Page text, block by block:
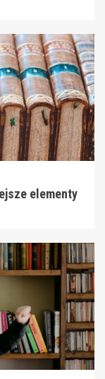
elementy